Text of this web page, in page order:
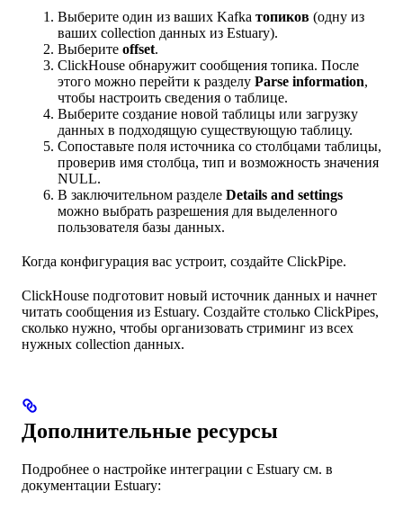
Выберите один из ваших Kafka топиков (одну из
ваших collection данных из Estuary).
Выберите offset.
ClickHouse обнаружит сообщения топика. После
этого можно перейти к разделу Parse information,
чтобы настроить сведения о таблице.
Выберите создание новой таблицы или загрузку
данных в подходящую существующую таблицу.
Сопоставьте поля источника со столбцами таблицы,
проверив имя столбца, тип и возможность значения
NULL.
В заключительном разделе Details and settings
можно выбрать разрешения для выделенного
пользователя базы данных.
Когда конфигурация вас устроит, создайте ClickPipe.
ClickHouse подготовит новый источник данных и начнет
читать сообщения из Estuary. Создайте столько ClickPipes,
сколько нужно, чтобы организовать стриминг из всех
нужных collection данных.
Дополнительные ресурсы
Подробнее о настройке интеграции с Estuary см. в
документации Estuary: